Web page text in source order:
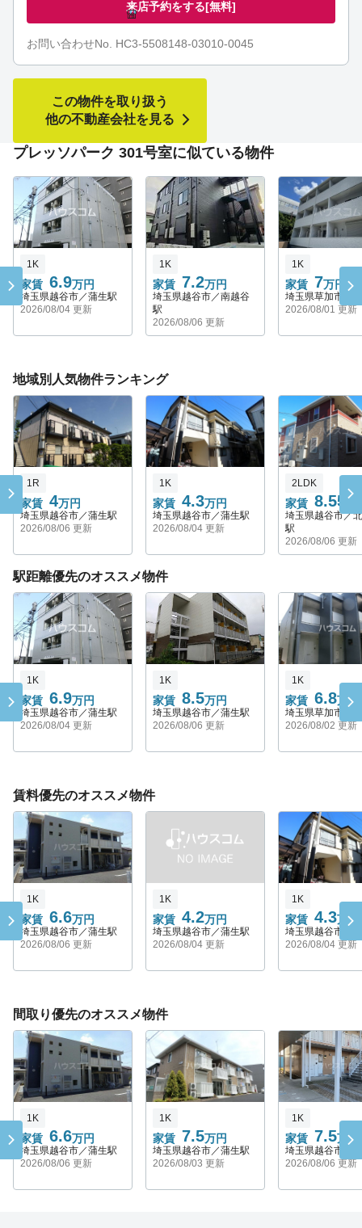
来店予約をする[無料]
お問い合わせNo. HC3-5508148-03010-0045
この物件を取り扱う
他の不動産会社を見る
プレッソパーク 301号室に似ている物件
家賃 6.9万円
1K
埼玉県越谷市／蒲生駅
2026/08/04 更新
家賃 7.2万円
1K
埼玉県越谷市／南越谷
駅
2026/08/06 更新
家賃 7万円
1K
埼玉県草加市／
2026/08/01 更新
地域別人気物件ランキング
家賃 4万円
1R
埼玉県越谷市／蒲生駅
2026/08/06 更新
家賃 4.3万円
1K
埼玉県越谷市／蒲生駅
2026/08/04 更新
家賃 8.55
2LDK
埼玉県越谷市／
駅
2026/08/06 更新
駅距離優先のオススメ物件
家賃 6.9万円
1K
埼玉県越谷市／蒲生駅
2026/08/04 更新
家賃 8.5万円
1K
埼玉県越谷市／蒲生駅
2026/08/06 更新
家賃 6.8万円
1K
埼玉県草加市／
2026/08/02 更新
賃料優先のオススメ物件
家賃 6.6万円
1K
埼玉県越谷市／蒲生駅
2026/08/06 更新
家賃 4.2万円
1K
埼玉県越谷市／蒲生駅
2026/08/04 更新
家賃 4.3万円
1K
埼玉県越谷市／
2026/08/04 更新
間取り優先のオススメ物件
家賃 6.6万円
1K
埼玉県越谷市／蒲生駅
2026/08/06 更新
家賃 7.5万円
1K
埼玉県越谷市／蒲生駅
2026/08/03 更新
家賃 7.5万円
1K
埼玉県越谷市／
2026/08/06 更新